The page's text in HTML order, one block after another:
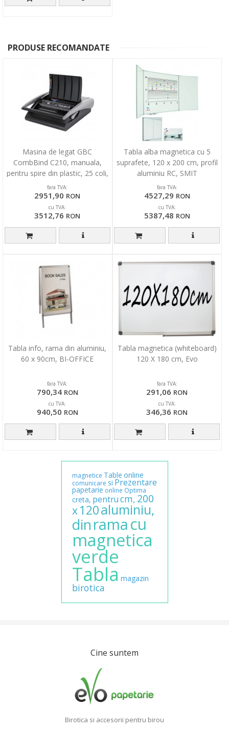
PRODUSE RECOMANDATE
Masina de legat GBC
CombBind C210, manuala,
pentru spire din plastic, 25 coli,
negru
fara TVA:
2951,90 RON
cu TVA:
3512,76 RON
Tabla alba magnetica cu 5
suprafete, 120 x 200 cm, profil
aluminiu RC, SMIT
fara TVA:
4527,29 RON
cu TVA:
5387,48 RON
Tabla info, rama din aluminiu,
60 x 90cm, BI-OFFICE
fara TVA:
790,34 RON
cu TVA:
940,50 RON
Tabla magnetica (whiteboard)
120 X 180 cm, Evo
fara TVA:
291,06 RON
cu TVA:
346,36 RON
magnetice Table online
comunicare si Prezentare
papetarie online Optima
creta, pentrucm, 200
x120aluminiu,
dinramacu
magnetica
verde
Tabla magazin
birotica
Cine suntem
Birotica si accesorii pentru birou